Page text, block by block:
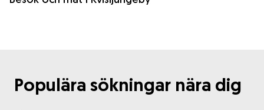
Populära sökningar nära dig